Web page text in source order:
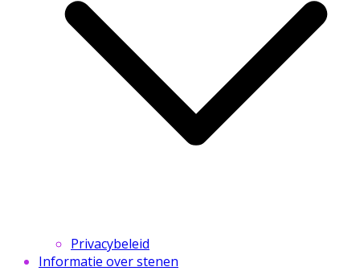
Privacybeleid
Informatie over stenen